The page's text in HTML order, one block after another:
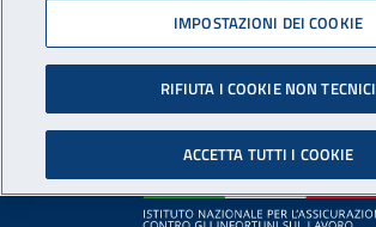
Footer
IMPOSTAZIONI DEI COOKIE
RIFIUTA I COOKIE NON TECNICI
ACCETTA TUTTI I COOKIE